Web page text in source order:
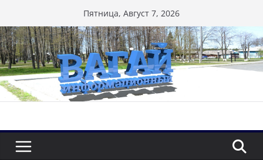
к
содержимому
Пятница, Август 7, 2026